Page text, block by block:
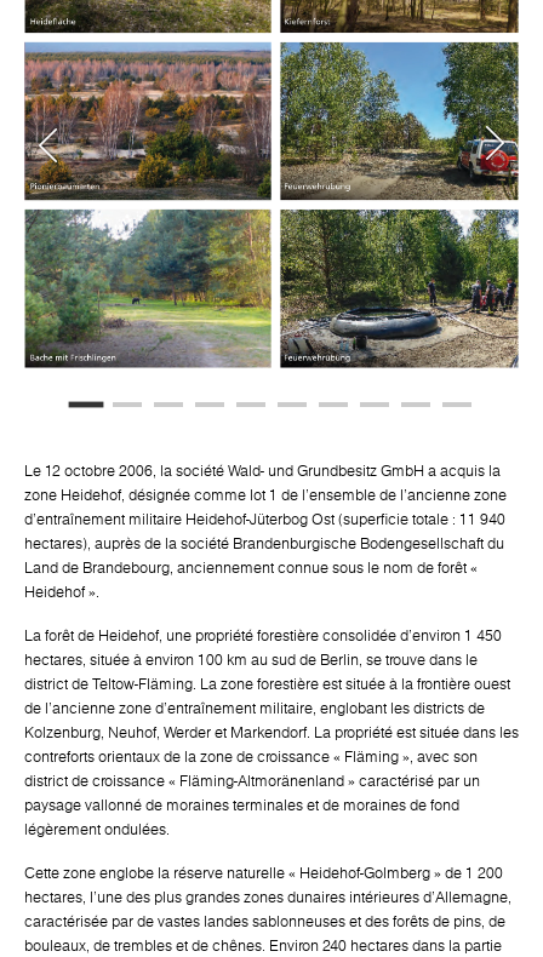
Le 12 octobre 2006, la société Wald- und Grundbesitz GmbH a acquis la
zone Heidehof, désignée comme lot 1 de l'ensemble de l'ancienne zone
d'entraînement militaire Heidehof-Jüterbog Ost (superficie totale : 11 940
hectares), auprès de la société Brandenburgische Bodengesellschaft du
Land de Brandebourg, anciennement connue sous le nom de forêt «
Heidehof ».
La forêt de Heidehof, une propriété forestière consolidée d'environ 1 450
hectares, située à environ 100 km au sud de Berlin, se trouve dans le
district de Teltow-Fläming. La zone forestière est située à la frontière ouest
de l'ancienne zone d'entraînement militaire, englobant les districts de
Kolzenburg, Neuhof, Werder et Markendorf. La propriété est située dans les
contreforts orientaux de la zone de croissance « Fläming », avec son
district de croissance « Fläming-Altmoränenland » caractérisé par un
paysage vallonné de moraines terminales et de moraines de fond
légèrement ondulées.
Cette zone englobe la réserve naturelle « Heidehof-Golmberg » de 1 200
hectares, l'une des plus grandes zones dunaires intérieures d'Allemagne,
caractérisée par de vastes landes sablonneuses et des forêts de pins, de
bouleaux, de trembles et de chênes. Environ 240 hectares dans la partie